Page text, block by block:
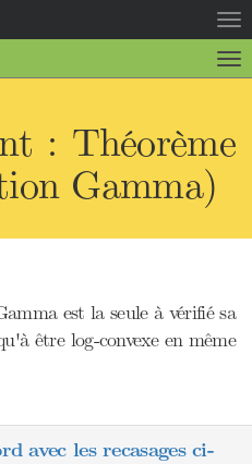
la
la
: Théorème
Gamma)
est la seule à vérifié sa
être log-convexe en même
avec les recasages ci-